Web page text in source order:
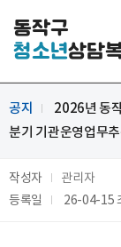
동작구
청소년상담
공지
2026년 동
분기 기관운영업무
작성자
관리자
등록일
26-04-15